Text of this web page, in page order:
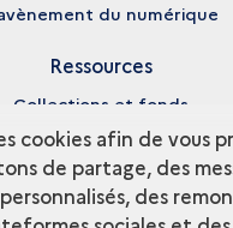
du numérique
Ressources
Collections et fonds
et recherche
Fiches biographiques
Pédagogie
Bibliographie
cookies afin de vous
de partage, des
des